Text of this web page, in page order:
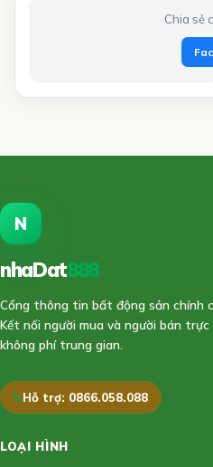
Chia sẻ
N
nhaDat888
Cổng thông tin bất động sản chính
Kết nối người mua và người bán trực
không phí trung gian.
Hỗ trợ: 0866.058.088
LOẠI HÌNH